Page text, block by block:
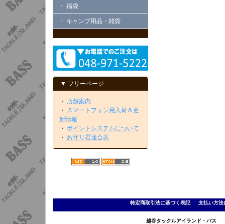
・ 福袋
・ キャンプ用品・雑貨
▼ フリーページ
・ 店舗案内
・ スマートフォン用入荷＆更
新情報
・ ポイントシステムについて
・ お守り君適合表
特定商取引法に基づく表記｜ 支払い方法
越谷タックルアイランド・バ